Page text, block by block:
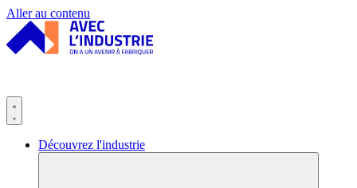
Panneau de gestion des cookies
Aller au contenu
Découvrez l'industrie